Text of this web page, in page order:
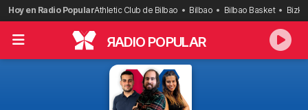
Saltar
al
contenido
Hoy en Radio PopularAthletic Club de Bilbao Bilbao Bilbao Basket
RADIO POPULAR